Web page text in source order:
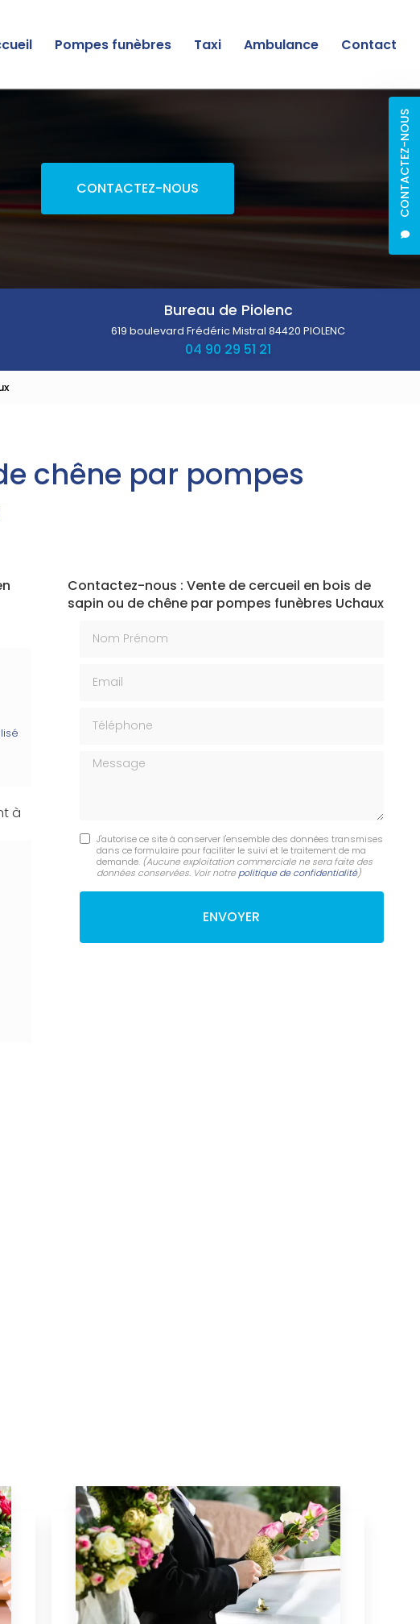
CONTACTEZ-NOUS
Pompes funèbres Taxi Ambulance Contact
CONTACTEZ-NOUS
Bureau de Piolenc
619 boulevard Frédéric Mistral84420 PIOLENC
04 90 29 51 21
chêne par pompes
à
Contactez-nous : Vente de cercueil en bois de
sapin ou de chêne par pompes funèbres Uchaux
Message
J'autorise ce site à conserver l'ensemble des données transmises
dans ce formulaire pour faciliter le suivi et le traitement de ma
demande. (Aucune exploitation commerciale ne sera faite des
données conservées. Voir notre politique de confidentialité)